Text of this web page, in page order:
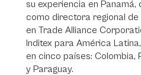
su experiencia en
como directora regional
en Trade Alliance
Inditex para América
en cinco países: Colombia,
y Paraguay.